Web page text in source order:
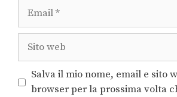
Salva il mio nome, email e sito
browser per la prossima volta